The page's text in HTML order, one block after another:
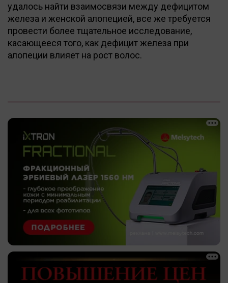
удалось найти взаимосвязи между дефицитом
железа и женской алопецией, все же требуется
провести более тщательное исследование,
касающееся того, как дефицит железа при
алопеции влияет на рост волос.